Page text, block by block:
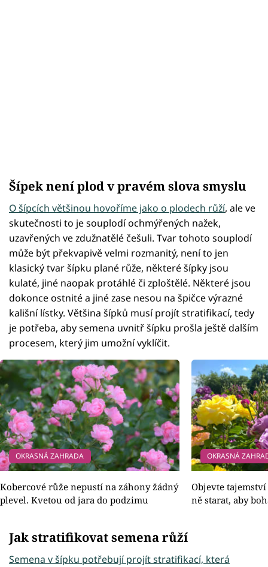
Šípek není plod v pravém slova smyslu
O šípcích většinou hovoříme jako o plodech růží, ale ve
skutečnosti to je souplodí ochmýřených nažek,
uzavřených ve zdužnatělé češuli. Tvar tohoto souplodí
může být překvapivě velmi rozmanitý, není to jen
klasický tvar šípku plané růže, některé šípky jsou
kulaté, jiné naopak protáhlé či zploštělé. Některé jsou
dokonce ostnité a jiné zase nesou na špičce výrazné
kališní lístky. Většina šípků musí projít stratifikací, tedy
je potřeba, aby semena uvnitř šípku prošla ještě dalším
procesem, který jim umožní vyklíčit.
OKRASNÁ ZAHRADA
Kobercové růže nepustí na záhony žádný
plevel. Kvetou od jara do podzimu
OKRASNÁ
Objevte
ně starat, aby
Jak stratifikovat semena růží
Semena v šípku potřebují projít stratifikací, která